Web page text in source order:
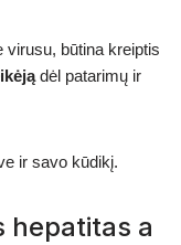
virusu, būtina kreiptis
dėl patarimų ir
ir savo kūdikį.
hepatitas a